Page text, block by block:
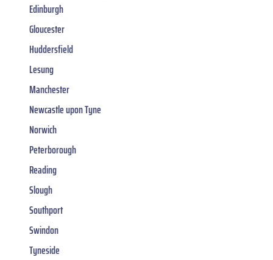
Edinburgh
Gloucester
Huddersfield
Lesung
Manchester
Newcastle upon Tyne
Norwich
Peterborough
Reading
Slough
Southport
Swindon
Tyneside